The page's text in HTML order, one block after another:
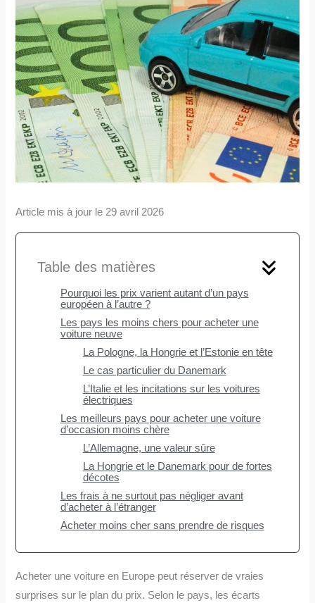
Article mis à jour le 29 avril 2026
Table des matières
Pourquoi les prix varient autant d’un pays
européen à l’autre ?
Les pays les moins chers pour acheter une
voiture neuve
La Pologne, la Hongrie et l’Estonie en tête
Le cas particulier du Danemark
L’Italie et les incitations sur les voitures
électriques
Les meilleurs pays pour acheter une voiture
d’occasion moins chère
L’Allemagne, une valeur sûre
La Hongrie et le Danemark pour de fortes
décotes
Les frais à ne surtout pas négliger avant
d’acheter à l’étranger
Acheter moins cher sans prendre de risques
Acheter une voiture en Europe peut réserver de vraies
surprises sur le plan du prix. Selon le pays, les écarts